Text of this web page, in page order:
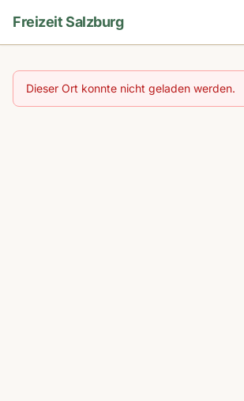
Freizeit Salzburg
Dieser Ort konnte nicht geladen werden.